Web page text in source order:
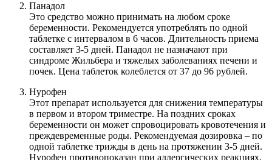
Панадол
Это средство можно принимать на любом сроке
беременности. Рекомендуется употреблять по одной
таблетке с интервалом в 6 часов. Длительность приема
составляет 3-5 дней. Панадол не назначают при
синдроме Жильбера и тяжелых заболеваниях печени и
почек. Цена таблеток колеблется от 37 до 96 рублей.
Нурофен
Этот препарат используется для снижения температуры
в первом и втором триместре. На поздних сроках
беременности он может спровоцировать кровотечения и
преждевременные роды. Рекомендуемая дозировка – по
одной таблетке трижды в день на протяжении 3-5 дней.
Нурофен противопоказан при аллергических реакциях,